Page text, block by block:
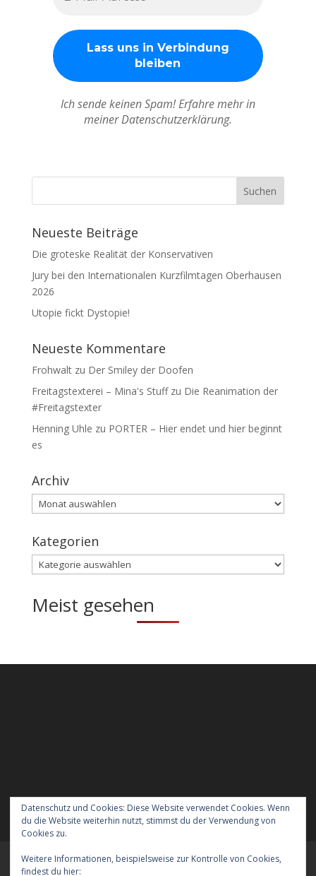
Ich sende keinen Spam! Erfahre mehr in
meiner Datenschutzerklärung.
Neueste Beiträge
Die groteske Realität der Konservativen
Jury bei den Internationalen Kurzfilmtagen Oberhausen
2026
Utopie fickt Dystopie!
Neueste Kommentare
Frohwaltzu Der Smiley der Doofen
Freitagstexterei – Mina's Stuffzu Die Reanimation der
#Freitagstexter
Henning Uhle zu PORTER – Hier endet und hier beginnt
es
Archiv
Archiv
Kategorien
Kategorien
Meist gesehen
Datenschutz und Cookies: Diese Website verwendet Cookies. Wenn
du die Website weiterhin nutzt, stimmst du der Verwendung von
Cookies zu.
Weitere Informationen, beispielsweise zur Kontrolle von Cookies,
findest du hier:
Meraner Höhenweg wandern mit Hund